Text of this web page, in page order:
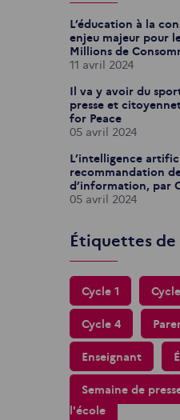
L’éducation à la
enjeu majeur pour
Millions de
11 avril 2024
Il va y avoir du
presse et
for Peace
05 avril 2024
L’intelligence
recommandation
d’information, par
05 avril 2024
Étiquettes
Cycle 1
Cycle 4
Enseignant
Semaine de
l'école